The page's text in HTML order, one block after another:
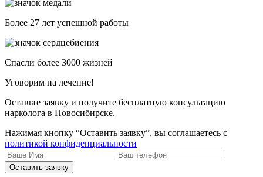
Более 27 лет успешной работы
Спасли более 3000 жизней
Уговорим на лечение!
Оставьте заявку и получите бесплатную консультацию
нарколога в Новосибирске.
Нажимая кнопку “Оставить заявку”, вы соглашаетесь с
политикой конфиденциальности
Оставить заявку